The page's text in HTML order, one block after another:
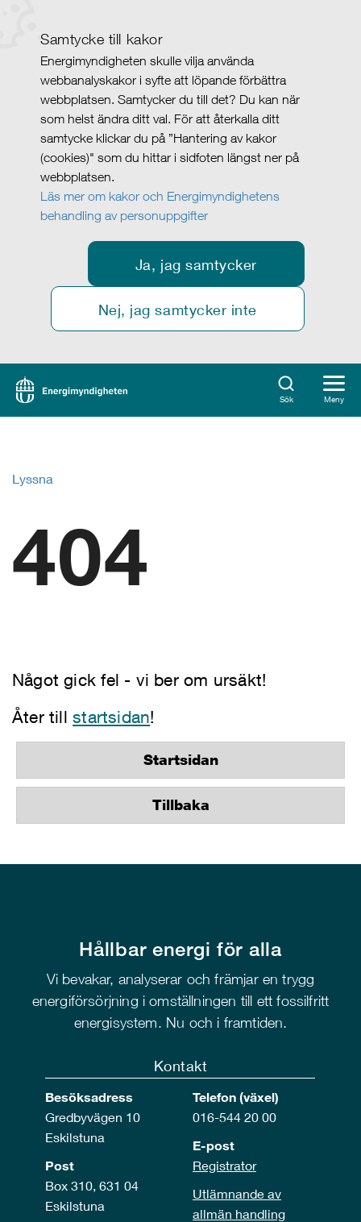
Samtycke till kakor
Energimyndigheten skulle vilja använda
webbanalyskakor i syfte att löpande förbättra
webbplatsen. Samtycker du till det? Du kan när
som helst ändra ditt val. För att återkalla ditt
samtycke klickar du på ”Hantering av kakor
(cookies)" som du hittar i sidfoten längst ner på
webbplatsen.
Läs mer om kakor och Energimyndighetens
behandling av personuppgifter
Ja, jag samtycker
Nej, jag samtycker inte
Sök Meny
Lyssna
404
Något gick fel - vi ber om ursäkt!
Åter tillstartsidan!
Startsidan
Tillbaka
Hållbar energi för alla
Vi bevakar, analyserar och främjar en trygg
energiförsörjning i omställningen till ett fossilfritt
energisystem. Nu och i framtiden.
Kontakt
Besöksadress
Gredbyvägen 10
Eskilstuna
Post
Box 310, 631 04
Eskilstuna
Telefon (växel)
016-544 20 00
E-post
Registrator
Utlämnande av
allmän handling